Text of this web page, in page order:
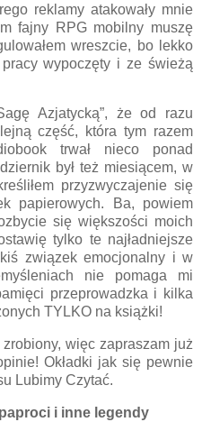
reklamy atakowały mnie
fajny RPG mobilny muszę
wreszcie, bo lekko
pracy wypoczęty i ze świeżą
Azjatycką”, że od razu
część, która tym razem
trwał nieco ponad
był też miesiącem, w
przyzwyczajenie się
papierowych. Ba, powiem
się większości moich
tylko te najładniejsze
związek emocjonalny i w
nie pomaga mi
przeprowadzka i kilka
TYLKO na książki!
zrobiony, więc zapraszam już
Okładki jak się pewnie
Lubimy Czytać.
i inne legendy